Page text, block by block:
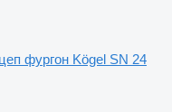
фургон Kögel SN 24